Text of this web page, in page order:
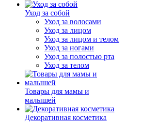
Уход за собой
Уход за волосами
Уход за лицом
Уход за лицом и телом
Уход за ногами
Уход за полостью рта
Уход за телом
Товары для мамы и
малышей
Декоративная косметика